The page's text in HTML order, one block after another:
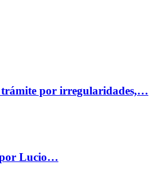
trámite por irregularidades,…
por Lucio…